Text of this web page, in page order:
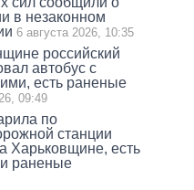
в незаконном
6 августа 2026, 10:35
российский
автобус с
есть раненые
09:49
по
станции
Харьковщине, есть
раненые